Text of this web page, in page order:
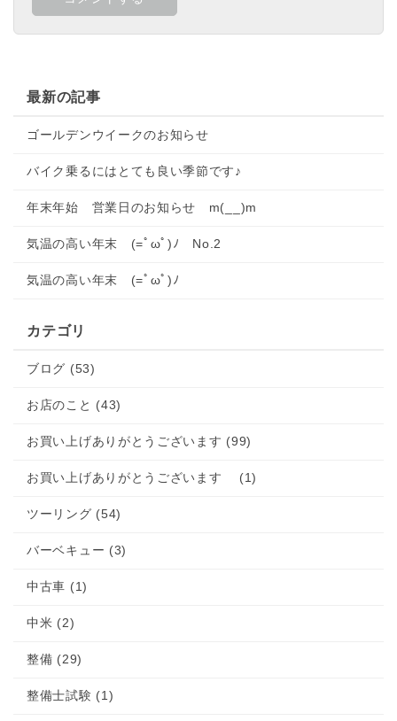
最新の記事
ゴールデンウイークのお知らせ
バイク乗るにはとても良い季節です♪
年末年始 営業日のお知らせ m(__)m
気温の高い年末 (=ﾟωﾟ)ﾉ No.2
気温の高い年末 (=ﾟωﾟ)ﾉ
カテゴリ
ブログ (53)
お店のこと (43)
お買い上げありがとうございます (99)
お買い上げありがとうございます (1)
ツーリング (54)
バーベキュー (3)
中古車 (1)
中米 (2)
整備 (29)
整備士試験 (1)